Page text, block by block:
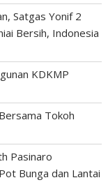
Satgas Yonif 2
Bersih, Indonesia
KDKMP
Tokoh
Pasinaro
Bunga dan Lantai